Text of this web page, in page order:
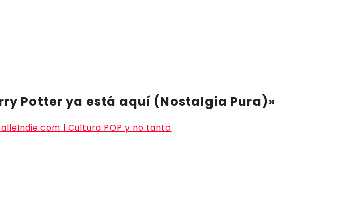
Potter ya está aquí (Nostalgia Pura)»
l Cultura POP y no tanto